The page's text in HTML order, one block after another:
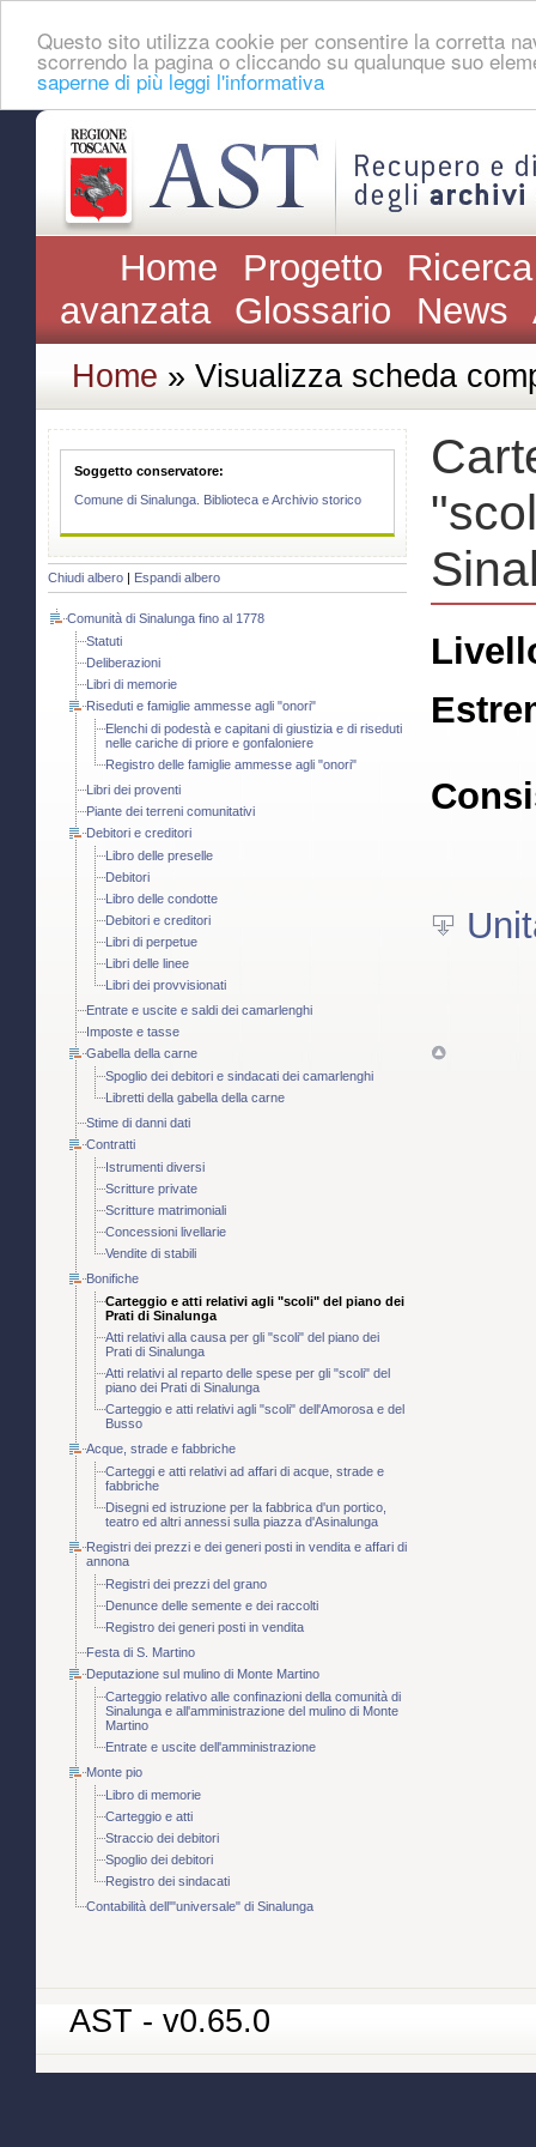
Questo sito utilizza cookie per consentire la corretta
scorrendo la pagina o cliccando su qualunque suo
saperne di più leggi l'informativa
Home Progetto
avanzata Glossario News
Home » Visualizza scheda
Soggetto conservatore:
Comune di Sinalunga. Biblioteca e Archivio storico
Chiudi albero Espandi albero
Comunità di Sinalunga fino al 1778
Statuti
Deliberazioni
Libri di memorie
Riseduti e famiglie ammesse agli "onori"
Elenchi di podestà e capitani di giustizia e di riseduti
nelle cariche di priore e gonfaloniere
Registro delle famiglie ammesse agli "onori"
Libri dei proventi
Piante dei terreni comunitativi
Debitori e creditori
Libro delle preselle
Debitori
Libro delle condotte
Debitori e creditori
Libri di perpetue
Libri delle linee
Libri dei provvisionati
Entrate e uscite e saldi dei camarlenghi
Imposte e tasse
Gabella della carne
Spoglio dei debitori e sindacati dei camarlenghi
Libretti della gabella della carne
Stime di danni dati
Contratti
Istrumenti diversi
Scritture private
Scritture matrimoniali
Concessioni livellarie
Vendite di stabili
Bonifiche
Carteggio e atti relativi agli "scoli" del piano dei
Prati di Sinalunga
Atti relativi alla causa per gli "scoli" del piano dei
Prati di Sinalunga
Atti relativi al reparto delle spese per gli "scoli" del
piano dei Prati di Sinalunga
Carteggio e atti relativi agli "scoli" dell'Amorosa e del
Busso
Acque, strade e fabbriche
Carteggi e atti relativi ad affari di acque, strade e
fabbriche
Disegni ed istruzione per la fabbrica d'un portico,
teatro ed altri annessi sulla piazza d'Asinalunga
Registri dei prezzi e dei generi posti in vendita e affari di
annona
Registri dei prezzi del grano
Denunce delle semente e dei raccolti
Registro dei generi posti in vendita
Festa di S. Martino
Deputazione sul mulino di Monte Martino
Carteggio relativo alle confinazioni della comunità di
Sinalunga e all'amministrazione del mulino di Monte
Martino
Entrate e uscite dell'amministrazione
Monte pio
Libro di memorie
Carteggio e atti
Straccio dei debitori
Spoglio dei debitori
Registro dei sindacati
Contabilità dell'"universale" di Sinalunga
AST - v0.65.0